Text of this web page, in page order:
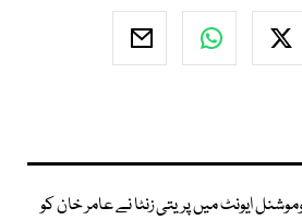
ایونٹ میں پریتی زنٹا نے عامر خان کو